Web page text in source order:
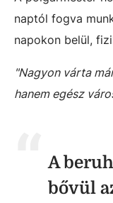
naptól fogva
napokon belül,
"Nagyon várta
hanem egész
A
bővül